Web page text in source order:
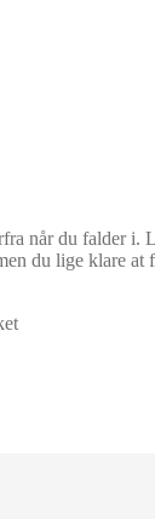
når du falder i.
du lige klare at